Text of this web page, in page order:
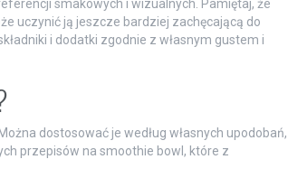
smakowych i wizualnych. Pamiętaj, że
uczynić ją jeszcze bardziej zachęcającą do
i dodatki zgodnie z własnym gustem i
dostosować je według własnych upodobań,
przepisów na smoothie bowl, które z